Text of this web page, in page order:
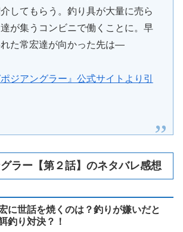
してもらう。釣り具が大量に売ら
が集うコンビニで働くことに。早
た常宏達が向かった先は―
ジアングラー』公式サイトより引
ラー【第２話】のネタバレ感想
に世話を焼くのは？釣りが嫌いだと
釣り対決？！